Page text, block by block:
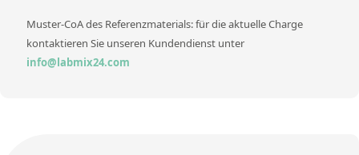
Muster-CoA des Referenzmaterials: für die aktuelle Charge
kontaktieren Sie unseren Kundendienst unter
info@labmix24.com